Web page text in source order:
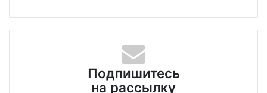
Подпишитесь
на рассылку